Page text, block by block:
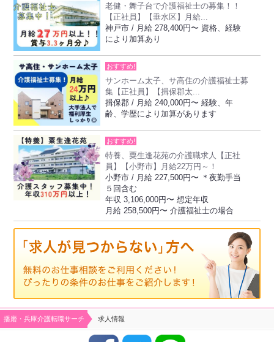
老健・舞子台で介護福祉士の募集！！
【正社員】【垂水区】月給...
神戸市 / 月給 278,400円〜 資格、経験
により加算あり
おすすめ!
サンホーム太子、サ高住の介護福祉士募
集【正社員】【揖保郡太...
揖保郡 / 月給 240,000円〜 経験、年
齢、学歴により加算があります
おすすめ!
特養、粟生逢花苑の介護職求人【正社
員】【小野市】月給22万円～！
小野市 / 月給 227,500円〜 ＊夜勤手当
５回含む
年収 3,106,000円〜 想定年収
月給 258,500円〜 介護福祉士の場合
播磨・兵庫介護転職サーチ 求人情報